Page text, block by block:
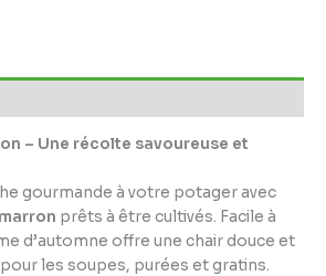
– Une récolte savoureuse et
gourmande à votre potager avec
prêts à être cultivés. Facile à
d’automne offre une chair douce et
les soupes, purées et gratins.